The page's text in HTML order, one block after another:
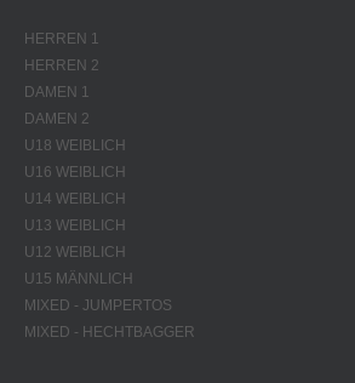
HERREN 1
HERREN 2
DAMEN 1
DAMEN 2
U18 WEIBLICH
U16 WEIBLICH
U14 WEIBLICH
U13 WEIBLICH
U12 WEIBLICH
U15 MÄNNLICH
MIXED - JUMPERTOS
MIXED - HECHTBAGGER